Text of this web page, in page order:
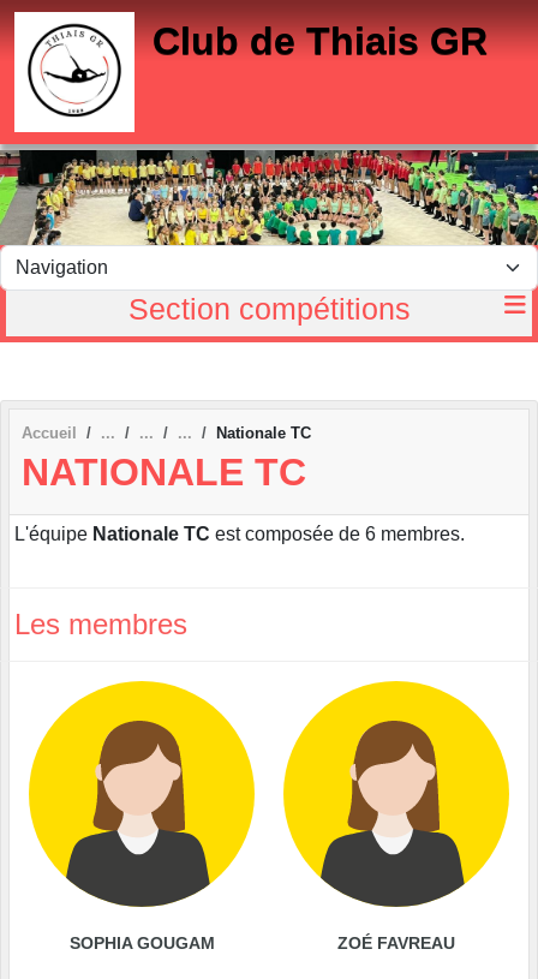
Club de Thiais GR
Section compétitions
Accueil Nationale TC
NATIONALE TC
L'équipe Nationale TC est composée de 6 membres.
Les membres
SOPHIA GOUGAM ZOÉ FAVREAU
Panneau de gestion des cookies